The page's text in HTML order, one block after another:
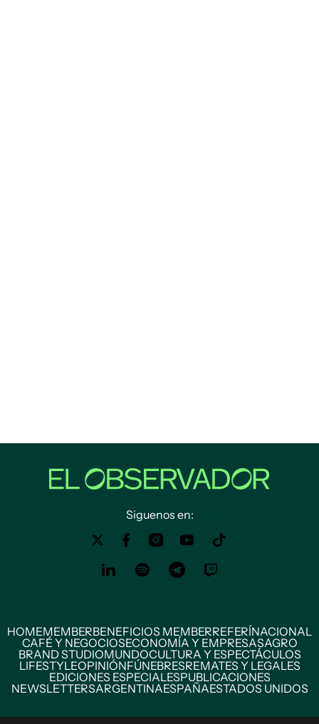
Siguenos en:
HOMEMEMBERBENEFICIOS MEMBERREFERÍNACIONAL
CAFÉ Y NEGOCIOSECONOMÍA Y EMPRESASAGRO
BRAND STUDIOMUNDOCULTURA Y ESPECTÁCULOS
LIFESTYLEOPINIÓNFÚNEBRESREMATES Y LEGALES
EDICIONES ESPECIALESPUBLICACIONES
NEWSLETTERSARGENTINAESPAÑAESTADOS UNIDOS